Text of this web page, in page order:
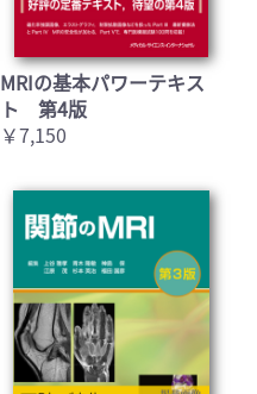
MRIの基本パワーテキス
ト 第4版
￥7,150